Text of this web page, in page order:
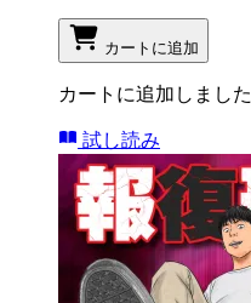
カートに追加
カートに追加しました
試し読み